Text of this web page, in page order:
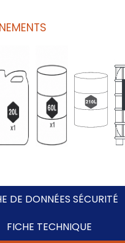
DE DONNÉES SÉCURITÉ
FICHE TECHNIQUE